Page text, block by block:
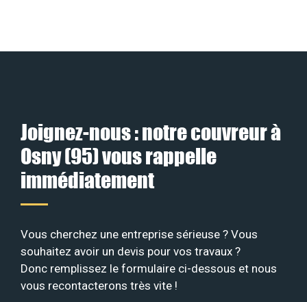
Joignez-nous : notre couvreur à
Osny (95) vous rappelle
immédiatement
Vous cherchez une entreprise sérieuse ? Vous
souhaitez avoir un devis pour vos travaux ?
Donc remplissez le formulaire ci-dessous et nous
vous recontacterons très vite !